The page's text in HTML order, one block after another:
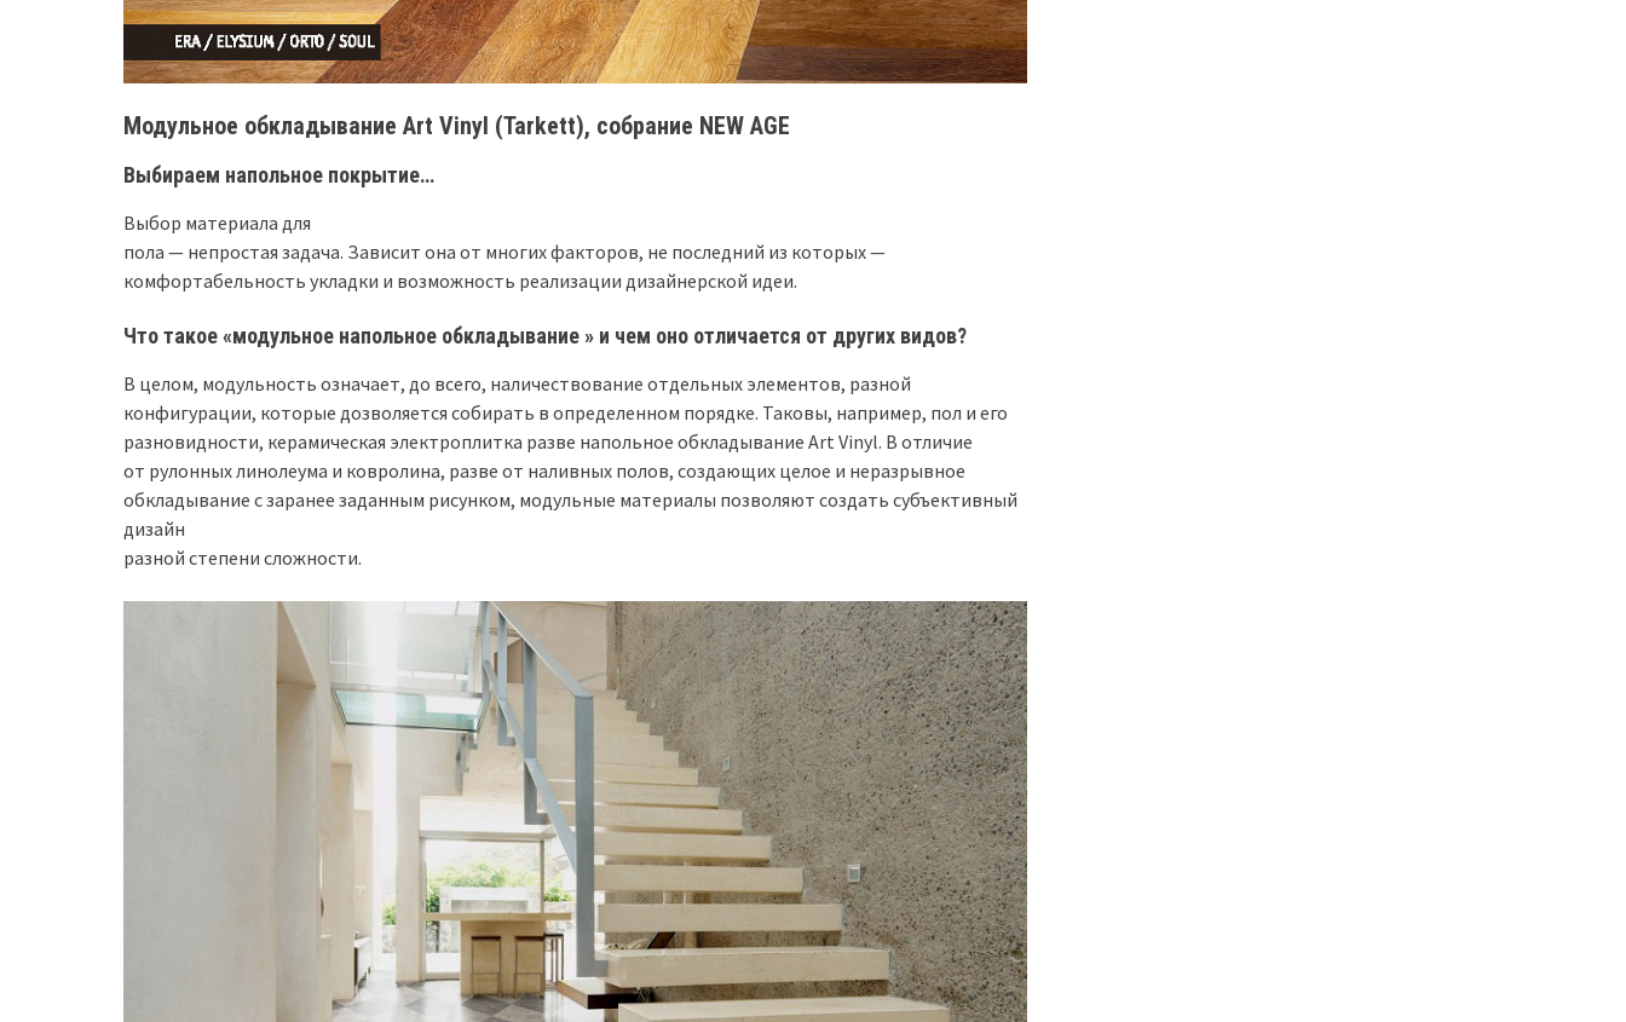
Модульное обкладывание Art Vinyl (Tarkett), собрание NEW AGE
Выбираем напольное покрытие…
Выбор материала для
пола — непростая задача. Зависит она от многих факторов, не последний из которых —
комфортабельность укладки и возможность реализации дизайнерской идеи.
Что такое «модульное напольное обкладывание » и чем оно отличается от других видов?
В целом, модульность означает, до всего, наличествование отдельных элементов, разной
конфигурации, которые дозволяется собирать в определенном порядке. Таковы, например, пол и его
разновидности, керамическая электроплитка разве напольное обкладывание Art Vinyl. В отличие
от рулонных линолеума и ковролина, разве от наливных полов, создающих целое и неразрывное
обкладывание с заранее заданным рисунком, модульные материалы позволяют создать субъективный
дизайн
разной степени сложности.